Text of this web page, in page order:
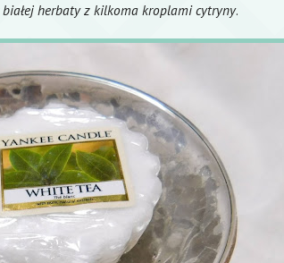
herbaty z kilkoma kroplami cytryny.